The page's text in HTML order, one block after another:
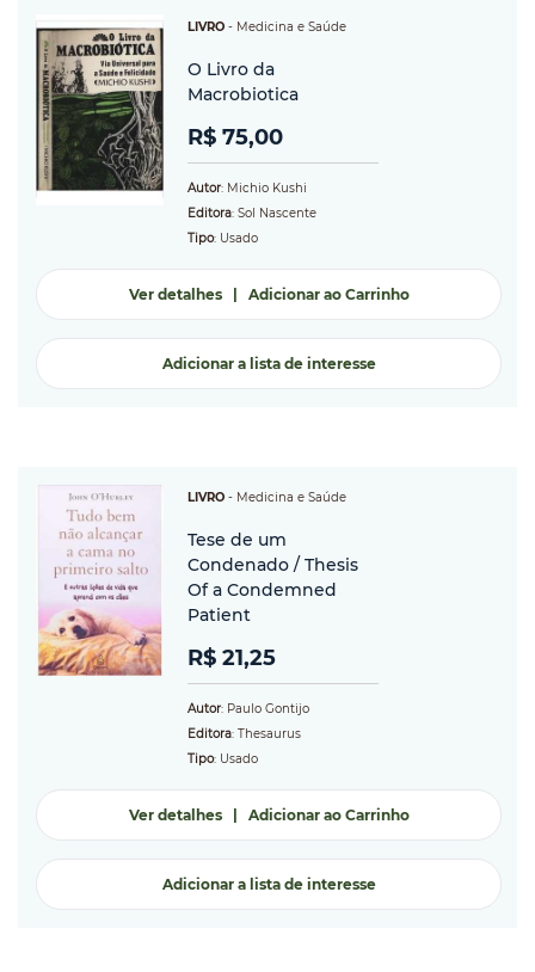
LIVRO - Medicina e Saúde
O Livro da
Macrobiotica
R$ 75,00
Autor: Michio Kushi
Editora: Sol Nascente
Tipo: Usado
Ver detalhes| Adicionar ao Carrinho
Adicionar a lista de interesse
LIVRO - Medicina e Saúde
Tese de um
Condenado / Thesis
Of a Condemned
Patient
R$ 21,25
Autor: Paulo Gontijo
Editora: Thesaurus
Tipo: Usado
Ver detalhes| Adicionar ao Carrinho
Adicionar a lista de interesse